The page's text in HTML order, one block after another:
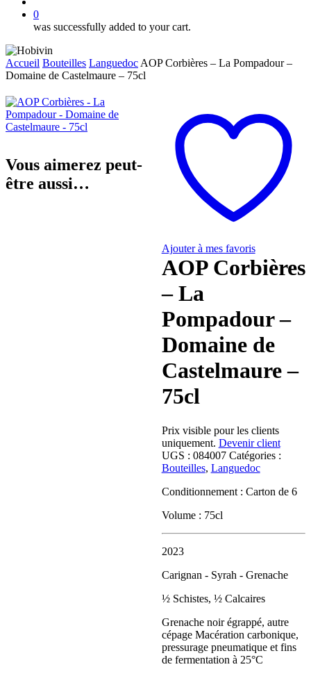
0
was successfully added to your cart.
Accueil Bouteilles Languedoc AOP Corbières – La Pompadour –
Domaine de Castelmaure – 75cl
Ajouter à mes favoris
AOP Corbières
– La
Pompadour –
Domaine de
Castelmaure –
75cl
Prix visible pour les clients
uniquement. Devenir client
UGS : 084007 Catégories :
Bouteilles, Languedoc
Conditionnement : Carton de 6
Volume : 75cl
2023
Carignan - Syrah - Grenache
½ Schistes, ½ Calcaires
Grenache noir égrappé, autre
cépage Macération carbonique,
pressurage pneumatique et fins
de fermentation à 25°C
Vous aimerez peut-
être aussi…